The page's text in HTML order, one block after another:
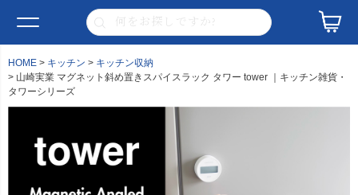
HOME キッチン
キッチン収納
山崎実業 マグネット斜め置きスパイスラック タワー tower ｜キッチン雑貨・
タワーシリーズ